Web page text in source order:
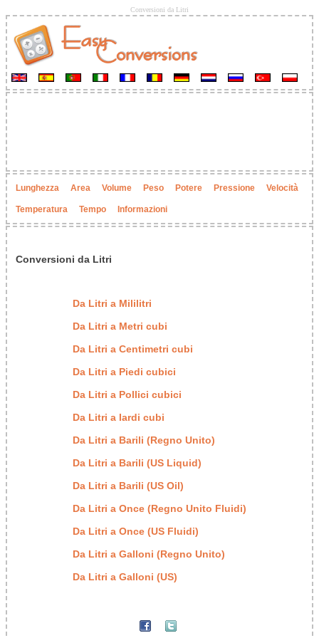
Conversioni da Litri
Lunghezza Area Volume Peso Potere Pressione Velocità
Temperatura Tempo Informazioni
Conversioni da Litri
Da Litri a Mililitri
Da Litri a Metri cubi
Da Litri a Centimetri cubi
Da Litri a Piedi cubici
Da Litri a Pollici cubici
Da Litri a Iardi cubi
Da Litri a Barili (Regno Unito)
Da Litri a Barili (US Liquid)
Da Litri a Barili (US Oil)
Da Litri a Once (Regno Unito Fluidi)
Da Litri a Once (US Fluidi)
Da Litri a Galloni (Regno Unito)
Da Litri a Galloni (US)